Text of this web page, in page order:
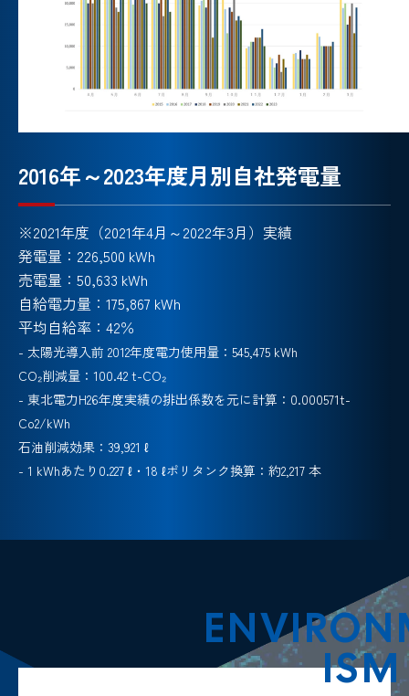
2016年～2023年度月別自社発電量
※2021年度（2021年4月～2022年3月）実績
発電量：226,500 kWh
売電量：50,633 kWh
自給電力量：175,867 kWh
平均自給率：42％
- 太陽光導入前 2012年度電力使用量：545,475 kWh
CO₂削減量：100.42 t-CO₂
- 東北電力H26年度実績の排出係数を元に計算：0.000571t-
Co2/kWh
石油削減効果：39,921 ℓ
- 1 kWhあたり0.227 ℓ・18 ℓポリタンク換算：約2,217 本
ISM